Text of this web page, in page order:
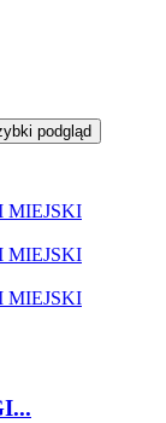
podgląd